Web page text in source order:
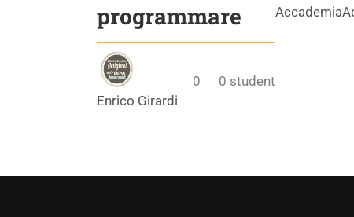
programmare
Enrico Girardi
0 0 student